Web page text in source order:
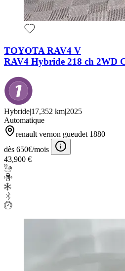
TOYOTA RAV4 V
RAV4 Hybride 218 ch 2WD
Hybride|17,352 km|2025
Automatique
renault vernon gueudet 1880
dès 650€/mois
43,900 €